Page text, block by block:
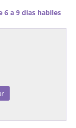
a 9 dias habiles